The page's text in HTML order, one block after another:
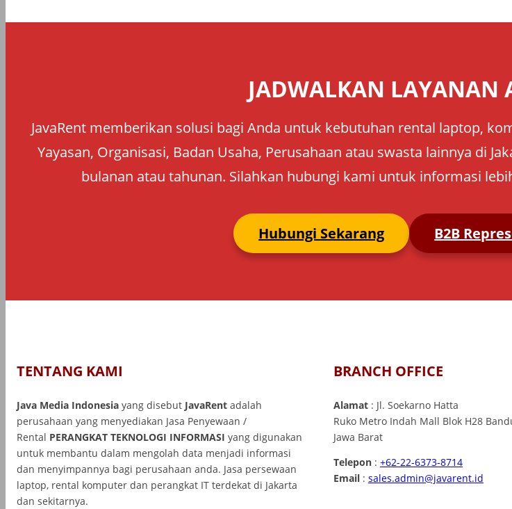
JADWALKAN LAYANAN
JavaRent memberikan solusi bagi Anda untuk kebutuhan rental laptop,
Yayasan, Organisasi, Badan Usaha, Perusahaan atau swasta lainnya di
bulanan atau tahunan. Silahkan hubungi kami untuk informasi
Hubungi Sekarang B2B
TENTANG KAMI
Java Media Indonesia yang disebut JavaRent adalah
perusahaan yang menyediakan Jasa Penyewaan /
Rental PERANGKAT TEKNOLOGI INFORMASI yang digunakan
untuk membantu dalam mengolah data menjadi informasi
dan menyimpannya bagi perusahaan anda. Jasa persewaan
laptop, rental komputer dan perangkat IT terdekat di Jakarta
dan sekitarnya.
BRANCH OFFICE
Alamat : Jl. Soekarno Hatta
Ruko Metro Indah Mall Blok H28
Jawa Barat
Telepon : +62-22-6373-8714
Email : sales.admin@javarent.id